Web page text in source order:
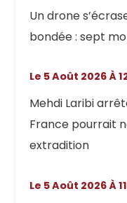
Un drone
bondée : sept
Mehdi Laribi
France pourrait
extradition
Le 5 Août 2026 À
Le 5 Août 2026 À